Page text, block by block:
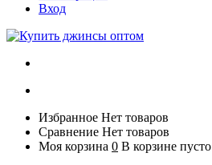
Вход
Избранное Нет товаров
Сравнение Нет товаров
Моя корзина 0 В корзине пусто